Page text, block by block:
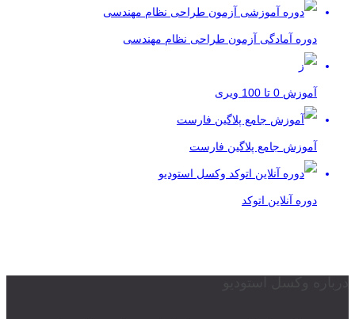
دوره آمادگی آزمون طراحی نظام مهندسی
آموزش 0 تا 100 ویری
آموزش جامع پلاگین فارست
دوره آنلاین اتوکد